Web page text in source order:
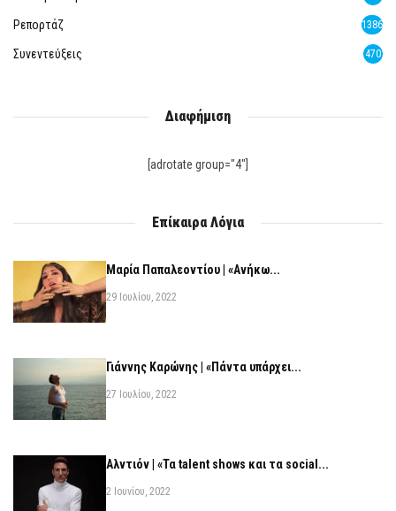
Ρεπορτάζ 1386
Συνεντεύξεις 470
Διαφήμιση
[adrotate group="4"]
Επίκαιρα Λόγια
Μαρία Παπαλεοντίου | «Ανήκω...
29 Ιουλίου, 2022
Γιάννης Καρώνης | «Πάντα υπάρχει...
27 Ιουλίου, 2022
Αλντιόν | «Τα talent shows και τα social...
2 Ιουνίου, 2022